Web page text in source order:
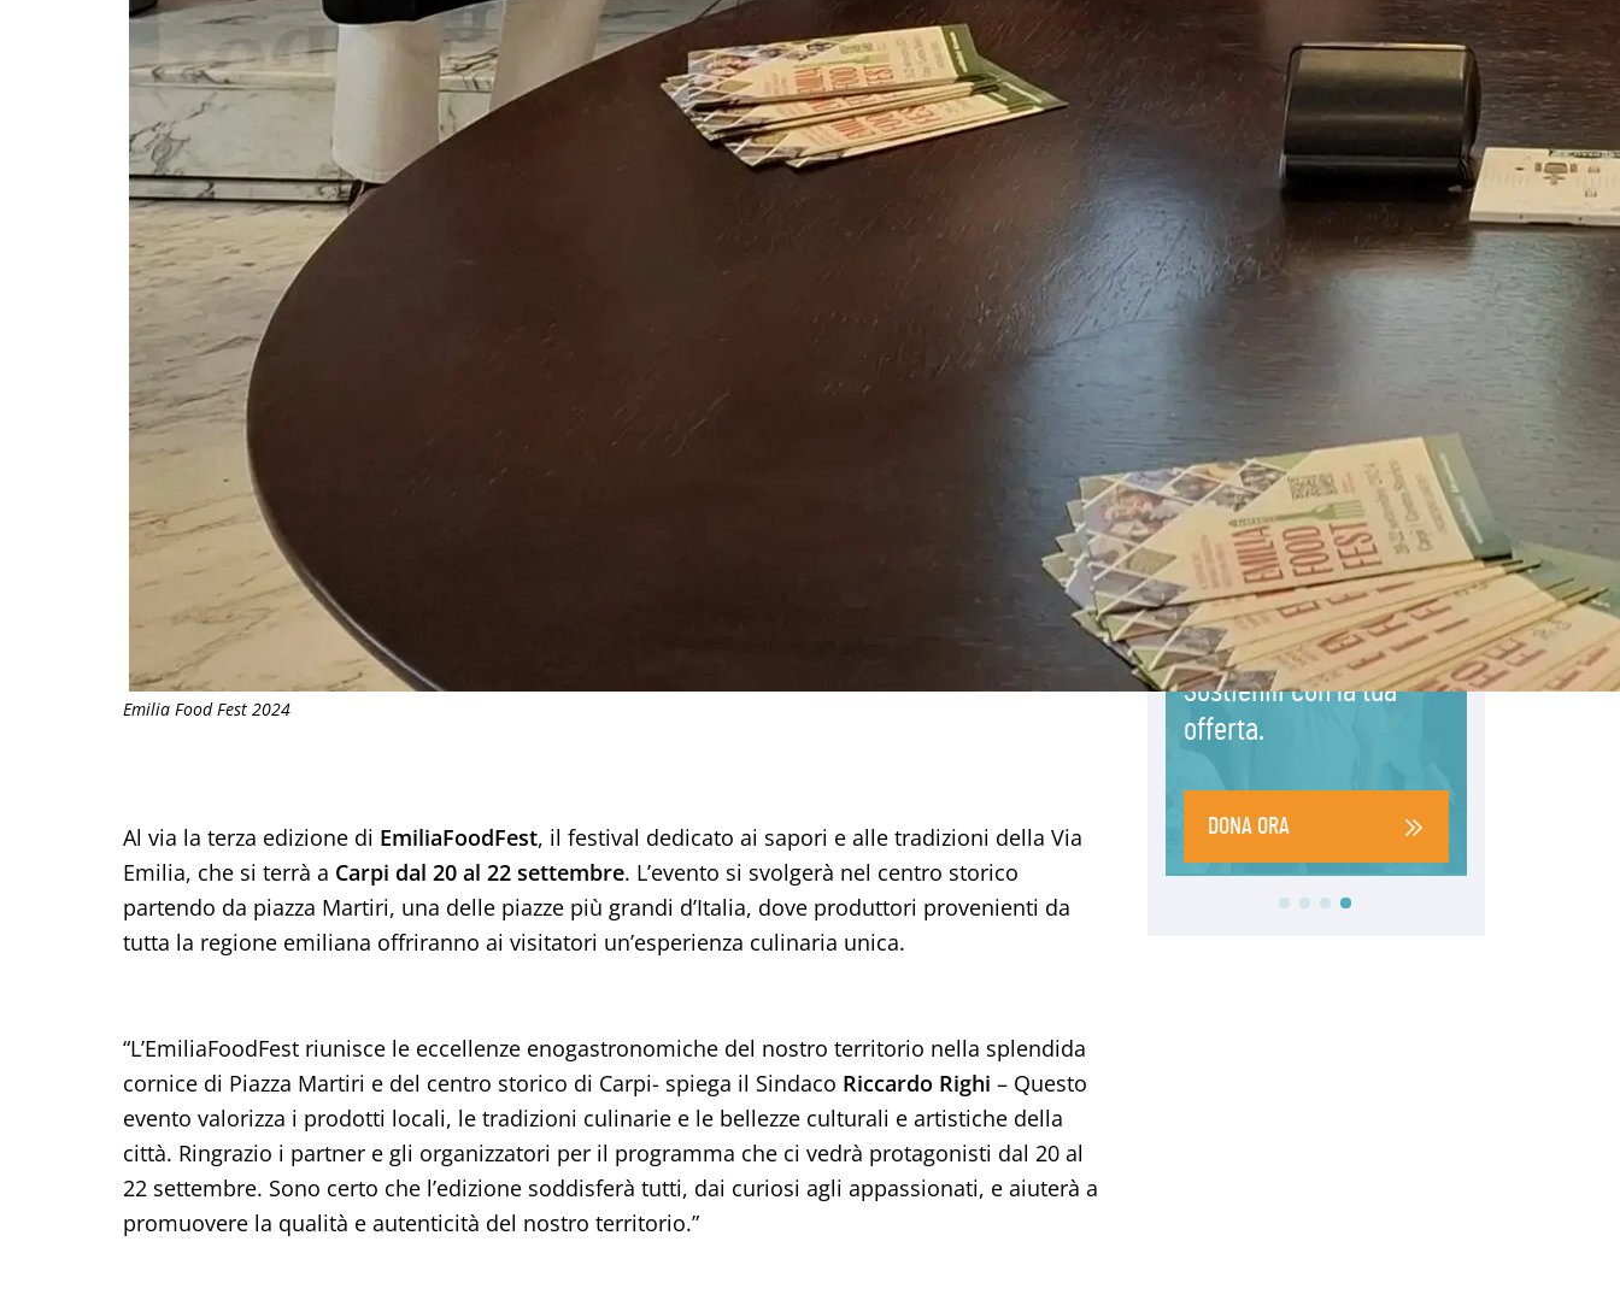
Emilia Food Fest 2024
Al via la terza edizione di EmiliaFoodFest, il festival dedicato ai sapori e alle tradizioni della Via
Emilia, che si terrà a Carpi dal 20 al 22 settembre. L’evento si svolgerà nel centro storico
partendo da piazza Martiri, una delle piazze più grandi d’Italia, dove produttori provenienti da
tutta la regione emiliana offriranno ai visitatori un’esperienza culinaria unica.
“L’EmiliaFoodFest riunisce le eccellenze enogastronomiche del nostro territorio nella splendida
cornice di Piazza Martiri e del centro storico di Carpi- spiega il Sindaco Riccardo Righi – Questo
evento valorizza i prodotti locali, le tradizioni culinarie e le bellezze culturali e artistiche della
città. Ringrazio i partner e gli organizzatori per il programma che ci vedrà protagonisti dal 20 al
22 settembre. Sono certo che l’edizione soddisferà tutti, dai curiosi agli appassionati, e aiuterà a
promuovere la qualità e autenticità del nostro territorio.”
SIGNIS 2026, la comunicazione al
servizio del Vangelo
08.08.2026
Argentina, l'arcivescovo Colombo:
"La visita del Papa messaggio di
pace e dignità"
08.08.2026
Tonalestate 2026, i giovani
08.08.2026
Marcinelle, 70 anni dopo istituita la
Giornata europea per le vittime sul